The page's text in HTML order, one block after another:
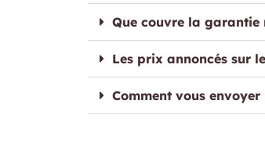
Que couvre la garantie
Les prix annoncés sur
Comment vous